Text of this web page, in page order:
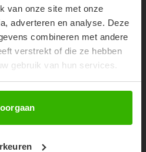
van onze site met onze
adverteren en analyse. Deze
combineren met andere
verstrekt of die ze hebben
gebruik van hun services.
ARTIKELEN